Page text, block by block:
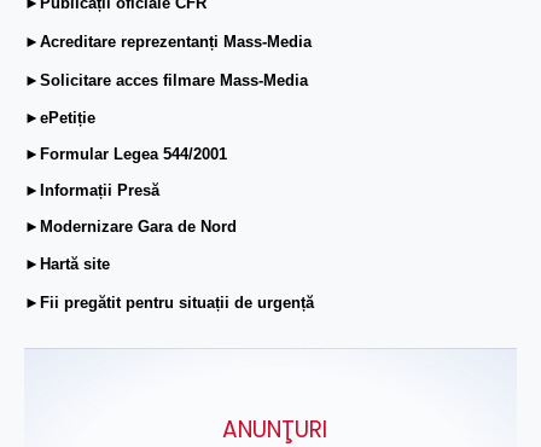
►Acreditare reprezentanți Mass-Media
►Solicitare acces filmare Mass-Media
►ePetiție
►Formular Legea 544/2001
►Informații Presă
►Modernizare Gara de Nord
►Hartă site
►Fii pregătit pentru situații de urgență
ANUNŢURI